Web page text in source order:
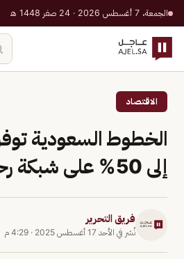
الجمعة، 7 أغسطس 2026 · 24 صفر 1448 هـ
الاقتصاد
الخطوط السعودية
إلى 50% على شبكة رحلاتها الدولية
فريق التحرير
نُشر في الأحد 17 أغسطس 2025 · 4:29 م